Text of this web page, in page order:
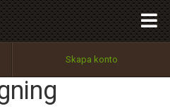
Skapa konto
OK
Tillbaka till förstasidan